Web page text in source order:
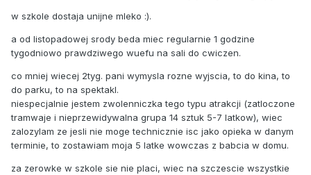
w szkole dostaja unijne mleko :).
a od listopadowej srody beda miec regularnie 1 godzine
tygodniowo prawdziwego wuefu na sali do cwiczen.
co mniej wiecej 2tyg. pani wymysla rozne wyjscia, to do kina, to
do parku, to na spektakl.
niespecjalnie jestem zwolenniczka tego typu atrakcji (zatloczone
tramwaje i nieprzewidywalna grupa 14 sztuk 5-7 latkow), wiec
zalozylam ze jesli nie moge technicznie isc jako opieka w danym
terminie, to zostawiam moja 5 latke wowczas z babcia w domu.
za zerowke w szkole sie nie placi, wiec na szczescie wszystkie